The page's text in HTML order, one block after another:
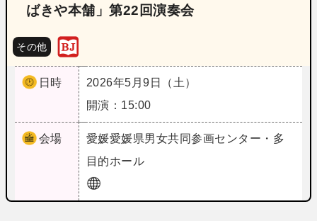
ばきや本舗」第22回演奏会
その他
日時
2026年5月9日（土）
開演：15:00
会場 愛媛愛媛県男女共同参画センター・多
目的ホール